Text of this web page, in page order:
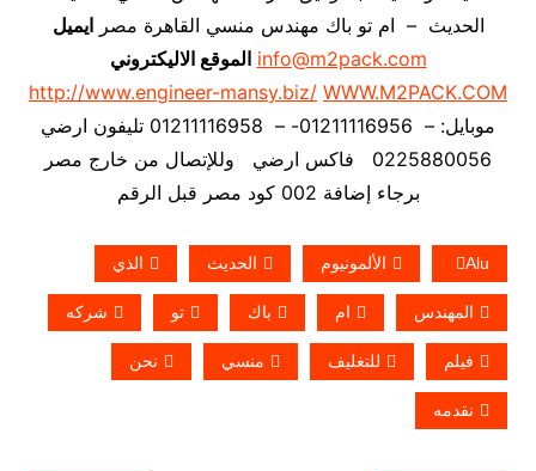
الحديث – ام تو باك مهندس منسي القاهرة مصرايميل
info@m2pack.com الموقع الاليكتروني
http://www.engineer-mansy.biz/ WWW.M2PACK.COM
موبايل: – 01211116956- – 01211116958 تليفون ارضي
0225880056 فاكس ارضي
وللإتصال من خارج مصر
برجاء إضافة 002 كود مصر قبل الرقم
Alu الألمونيوم الحديث الذي
المهندس ام باك تو شركه
فيلم للتغليف منسي نحن
نقدمه